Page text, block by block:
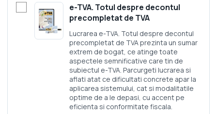
e-TVA. Totul despre decontul
precompletat de TVA
Lucrarea e-TVA. Totul despre decontul
precompletat de TVA prezinta un sumar
extrem de bogat, ce atinge toate
aspectele semnificative care tin de
subiectul e-TVA. Parcurgeti lucrarea si
aflati atat ce dificultati concrete apar la
aplicarea sistemului, cat si modalitatile
optime de a le depasi, cu accent pe
eficienta si conformitate fiscala.